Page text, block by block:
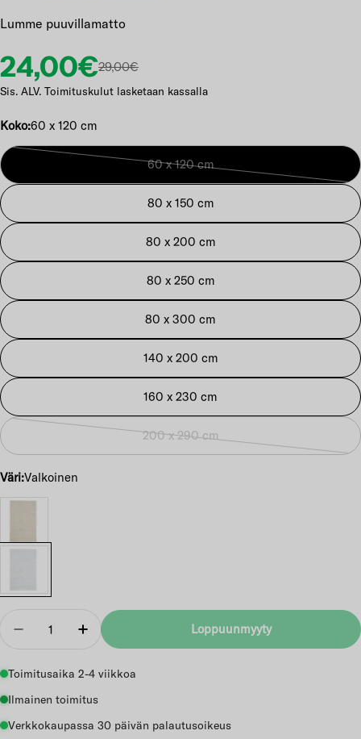
Lumme puuvillamatto
Etuhinta
24,00€
Normaalihinta
29,00€
Sis. ALV. Toimituskulut lasketaan kassalla
Koko:60 x 120 cm
60 x 120 cm
Vaihtoehto
tai
saatavilla
80 x 150 cm
80 x 200 cm
80 x 250 cm
80 x 300 cm
140 x 200 cm
160 x 230 cm
200 x 290 cm
Vaihtoehto
Väri:Valkoinen
Vähennä Lisää
Loppuunmyyty
Toimitusaika 2-4 viikkoa
Ilmainen toimitus
Verkkokaupassa 30 päivän palautusoikeus